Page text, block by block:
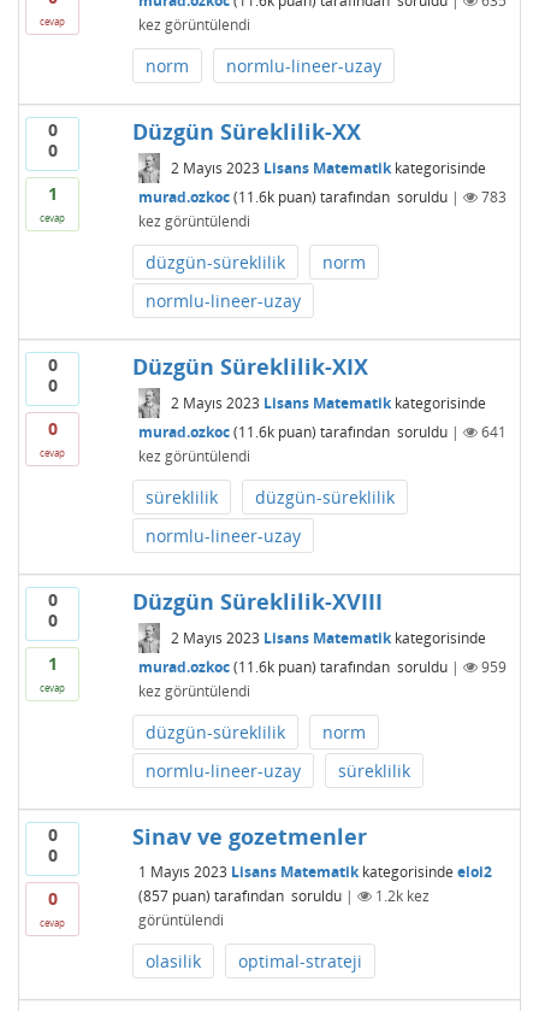
cevap
kez görüntülendi
norm normlu-lineer-uzay
0
0
1
cevap
Düzgün Süreklilik-XX
2 Mayıs 2023 Lisans Matematikkategorisinde
murad.ozkoc (11.6kpuan) tarafından soruldu |
783
kez görüntülendi
düzgün-süreklilik
norm
normlu-lineer-uzay
0
0
0
cevap
Düzgün Süreklilik-XIX
2 Mayıs 2023 Lisans Matematikkategorisinde
murad.ozkoc (11.6kpuan) tarafından soruldu |
641
kez görüntülendi
süreklilik
düzgün-süreklilik
normlu-lineer-uzay
0
0
1
cevap
Düzgün Süreklilik-XVIII
2 Mayıs 2023 Lisans Matematikkategorisinde
murad.ozkoc (11.6kpuan) tarafından soruldu |
959
kez görüntülendi
düzgün-süreklilik
norm
normlu-lineer-uzay
süreklilik
0
0
0
cevap
Sinav ve gozetmenler
1 Mayıs 2023 Lisans Matematikkategorisinde eloi2
(857puan) tarafından soruldu | 1.2kkez
görüntülendi
olasilik optimal-strateji